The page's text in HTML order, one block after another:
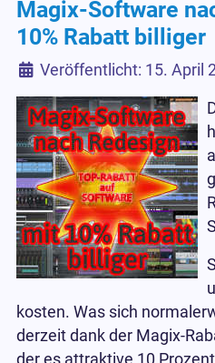
Magix-Software
10% Rabatt billiger
Details
Veröffentlicht: 15. April
kosten. Was sich
derzeit dank der Magix-